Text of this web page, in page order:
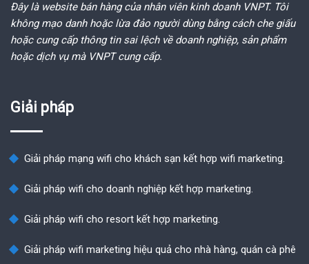
Đây là website bán hàng của nhân viên kinh doanh VNPT. Tôi
không mạo danh hoặc lừa đảo người dùng bằng cách che giấu
hoặc cung cấp thông tin sai lệch về doanh nghiệp, sản phẩm
hoặc dịch vụ mà VNPT cung cấp.
Giải pháp
Giải pháp mạng wifi cho khách sạn kết hợp wifi marketing.
Giải pháp wifi cho doanh nghiệp kết hợp marketing.
Giải pháp wifi cho resort kết hợp marketing.
Giải pháp wifi marketing hiệu quả cho nhà hàng, quán cà phê